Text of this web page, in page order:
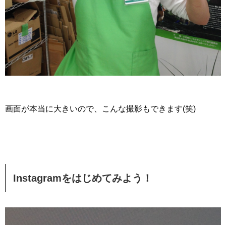
画面が本当に大きいので、こんな撮影もできます(笑)
Instagramをはじめてみよう！